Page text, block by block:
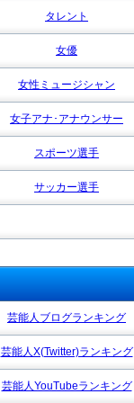
タレント
女優
女性ミュージシャン
女子アナ･アナウンサー
スポーツ選手
サッカー選手
芸能人ブログランキング
芸能人X(Twitter)ランキング
芸能人YouTubeランキング